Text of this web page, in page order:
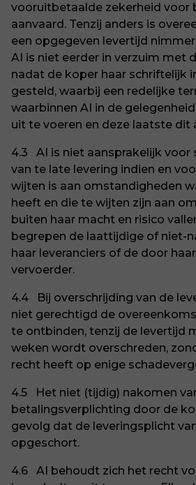
vooruitbetaalde zekerheid voor
aanvaard. Tenzij anders is
een opgegeven levertijd
AI is niet eerder in verzuim met
nadat de koper haar schriftelijk
gesteld, waarbij een redelijke
waarbinnen AI in de
uit te voeren en deze laatste dit
4.3 AI is niet aansprakelijk voor
van te late levering indien en
wijten is aan omstandigheden
heeft en die te wijten zijn aan
buiten haar macht en risico
begrepen de laattijdige of niet-
haar leveranciers of de door
vervoerder.
4.4 Bij overschrijding van de
niet gerechtigd de
te ontbinden, tenzij de levertijd
weken wordt overschreden,
recht heeft op enige
4.5 Het niet (tijdig) nakomen
betalingsverplichting door de
gevolg dat de leveringsplicht
opgeschort.
4.6 AI behoudt zich het recht